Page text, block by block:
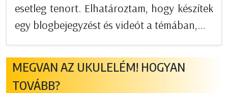
esetleg tenort. Elhatároztam, hogy készítek
egy blogbejegyzést és videót a témában,...
MEGVAN AZ UKULELÉM! HOGYAN
TOVÁBB?